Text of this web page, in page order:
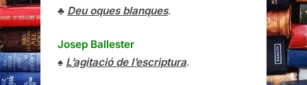
♣ Deu oques blanques.
Josep Ballester
♠ L’agitació de l’escriptura.